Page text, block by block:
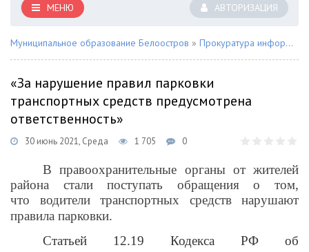
АВТОРИЗАЦИЯ
МЕНЮ
Муниципальное образование Белоостров » Прокуратура информирует
«За нарушение правил парковки
транспортных средств предусмотрена
ответственность»
30 июнь 2021, Среда 1 705 0
В правоохранительные органы от жителей
района стали поступать обращения о том,
что водители транспортных средств нарушают
правила парковки.
Статьей 12.19 Кодекса РФ об